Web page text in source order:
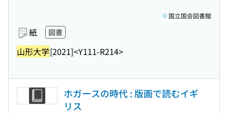
紙 図書
山形大学[2021]<Y111-R214>
国立国会図書館
ホガースの時代 : 版画で読むイギ
リス